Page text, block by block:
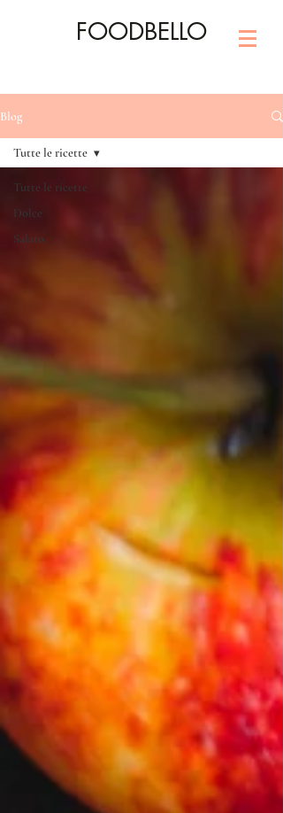
FOODBELLO
Blog
Tutte le ricette
Dolce
Salato
Tutte le ricette